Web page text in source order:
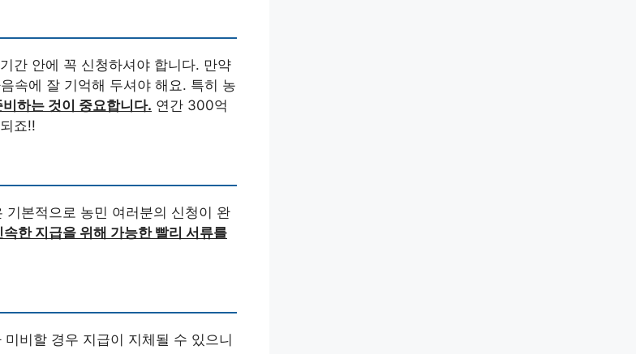
간 안에 꼭 신청하셔야 합니다. 만약
속에 잘 기억해 두셔야 해요. 특히 농
비하는 것이 중요합니다. 연간 300억
죠!!
기본적으로 농민 여러분의 신청이 완
속한 지급을 위해 가능한 빨리 서류를
비할 경우 지급이 지체될 수 있으니